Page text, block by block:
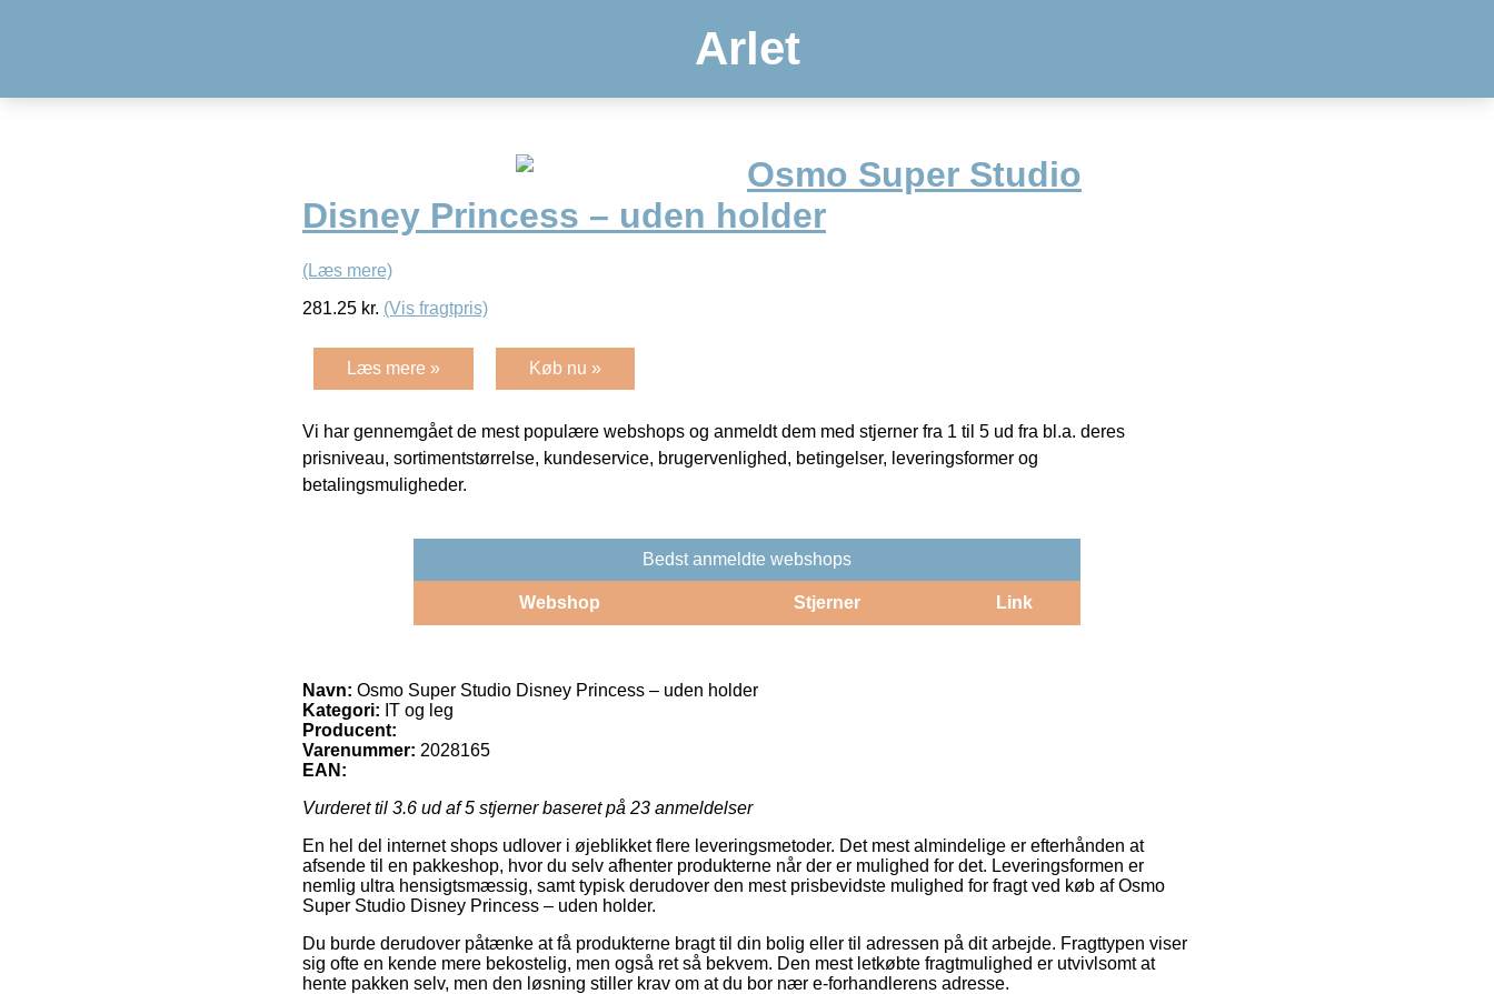
Arlet
Osmo Super Studio
Disney Princess – uden holder
(Læs mere)
281.25 kr. (Vis fragtpris)
Læs mere » Køb nu »
Vi har gennemgået de mest populære webshops og anmeldt dem med stjerner fra 1 til 5 ud fra bl.a. deres
prisniveau, sortimentstørrelse, kundeservice, brugervenlighed, betingelser, leveringsformer og
betalingsmuligheder.
Bedst anmeldte webshops
Webshop Stjerner Link
Navn: Osmo Super Studio Disney Princess – uden holder
Kategori: IT og leg
Producent:
Varenummer: 2028165
EAN:
Vurderet til 3.6 ud af 5 stjerner baseret på 23 anmeldelser
En hel del internet shops udlover i øjeblikket flere leveringsmetoder. Det mest almindelige er efterhånden at
afsende til en pakkeshop, hvor du selv afhenter produkterne når der er mulighed for det. Leveringsformen er
nemlig ultra hensigtsmæssig, samt typisk derudover den mest prisbevidste mulighed for fragt ved køb af Osmo
Super Studio Disney Princess – uden holder.
Du burde derudover påtænke at få produkterne bragt til din bolig eller til adressen på dit arbejde. Fragttypen viser
sig ofte en kende mere bekostelig, men også ret så bekvem. Den mest letkøbte fragtmulighed er utvivlsomt at
hente pakken selv, men den løsning stiller krav om at du bor nær e-forhandlerens adresse.